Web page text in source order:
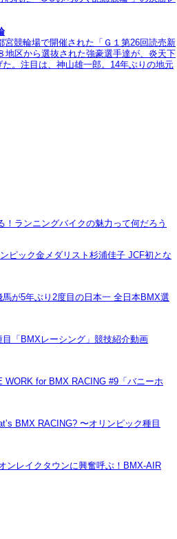
宮競輪場で開催された「Ｇ１第26回読売新
地区から選抜された強豪選手達が、炎天下
。注目は、神山雄一郎。14年ぶりの地元
ランニングバイクの魅力って何だろう
ピック金メダリスト杉浦佳子 JCF初とな
馬が5年ぶり2度目の日本一 全日本BMX選
目「BMXレーシング」競技紹介動画
WORK for BMX RACING #9「バニーホ
BMX RACING? 〜オリンピック種目
ンレイクタウンに興奮呼ぶ！BMX-AIR